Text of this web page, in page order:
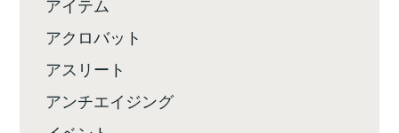
アイテム
アクロバット
アスリート
アンチエイジング